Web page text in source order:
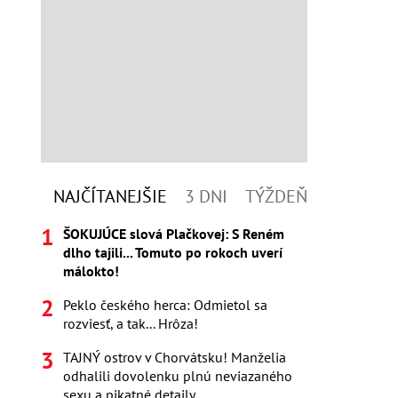
NAJČÍTANEJŠIE 3 DNI TÝŽDEŇ
ŠOKUJÚCE slová Plačkovej: S Reném
dlho tajili... Tomuto po rokoch uverí
málokto!
Peklo českého herca: Odmietol sa
rozviesť, a tak... Hrôza!
TAJNÝ ostrov v Chorvátsku! Manželia
odhalili dovolenku plnú neviazaného